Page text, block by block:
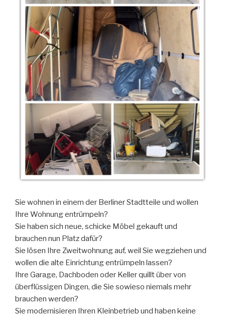
Sie wohnen in einem der Berliner Stadtteile und wollen
Ihre Wohnung entrümpeln?
Sie haben sich neue, schicke Möbel gekauft und
brauchen nun Platz dafür?
Sie lösen Ihre Zweitwohnung auf, weil Sie wegziehen und
wollen die alte Einrichtung entrümpeln lassen?
Ihre Garage, Dachboden oder Keller quillt über von
überflüssigen Dingen, die Sie sowieso niemals mehr
brauchen werden?
Sie modernisieren Ihren Kleinbetrieb und haben keine